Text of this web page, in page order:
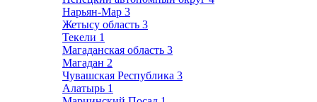
Нарьян-Мар 3
Жетысу область 3
Текели 1
Магаданская область 3
Магадан 2
Чувашская Республика 3
Алатырь 1